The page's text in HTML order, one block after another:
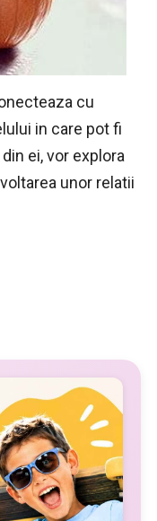
cu
in care pot fi
ei, vor explora
unor relatii